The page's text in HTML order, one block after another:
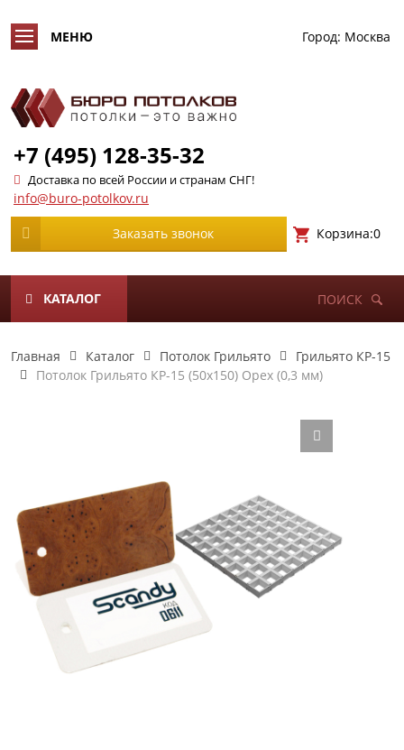
Город: Москва
+7 (495) 128-35-32
Доставка по всей России и странам СНГ!
info@buro-potolkov.ru
Заказать звонок Корзина:0
КАТАЛОГ ПОИСК
Главная Каталог Потолок Грильято
Грильято КР-15
Потолок Грильято КР-15 (50х150) Орех (0,3 мм)